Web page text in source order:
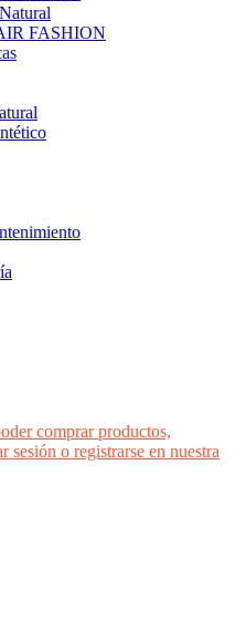
FASHION
comprar productos,
sesión o registrarse en nuestra